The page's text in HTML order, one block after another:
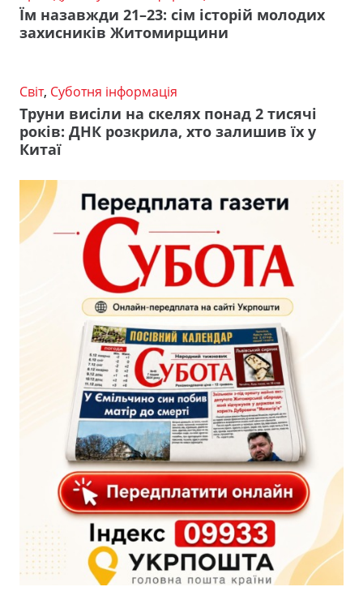
Їм назавжди 21–23: сім історій молодих
захисників Житомирщини
Світ, Суботня інформація
Труни висіли на скелях понад 2 тисячі
років: ДНК розкрила, хто залишив їх у
Китаї